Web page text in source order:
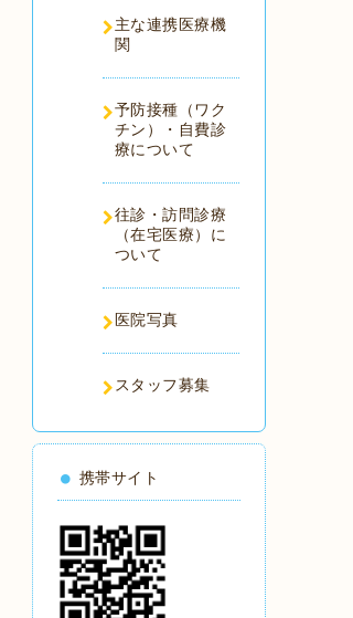
主な連携医療機
関
予防接種（ワク
チン）・自費診
療について
往診・訪問診療
（在宅医療）に
ついて
医院写真
スタッフ募集
携帯サイト